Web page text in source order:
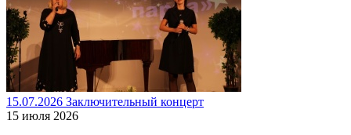
15.07.2026 Заключительный концерт
15 июля 2026